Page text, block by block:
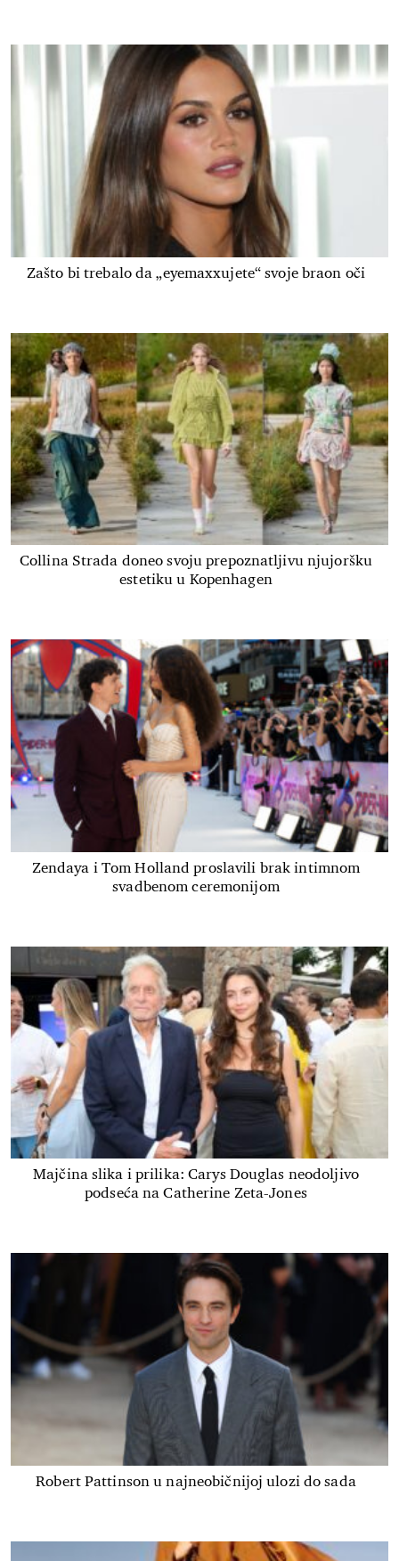
Zašto bi trebalo da „eyemaxxujete“ svoje braon oči
Collina Strada doneo svoju prepoznatljivu njujoršku
estetiku u Kopenhagen
Zendaya i Tom Holland proslavili brak intimnom
svadbenom ceremonijom
Majčina slika i prilika: Carys Douglas neodoljivo
podseća na Catherine Zeta-Jones
Robert Pattinson u najneobičnijoj ulozi do sada